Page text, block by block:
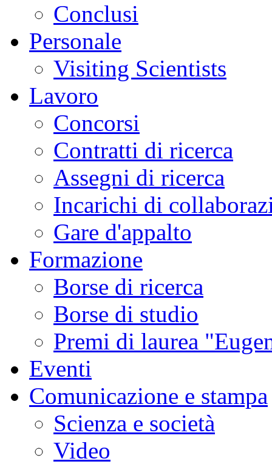
Conclusi
Personale
Visiting Scientists
Lavoro
Concorsi
Contratti di ricerca
Assegni di ricerca
Incarichi di
Gare d'appalto
Formazione
Borse di ricerca
Borse di studio
Premi di laurea
Eventi
Comunicazione e stampa
Scienza e società
Video